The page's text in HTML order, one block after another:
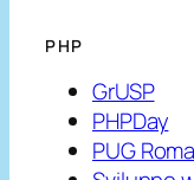
PHP
GrUSP
PHPDay
PUG Roma